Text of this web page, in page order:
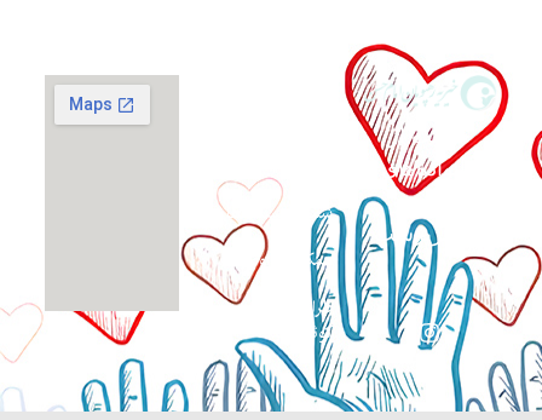
حمایت از
خانواده‌های
نیازمند و
بی‌سرپرست
شماره حساب ها
همکاری داوطلبانه
طراحی سایت:
کوثرگرافیک